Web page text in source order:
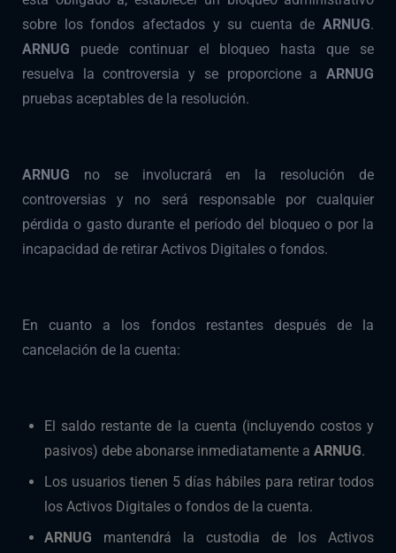
sobre los fondos afectados y su cuenta de ARNUG.
ARNUG puede continuar el bloqueo hasta que se
resuelva la controversia y se proporcione a ARNUG
pruebas aceptables de la resolución.
ARNUG no se involucrará en la resolución de
controversias y no será responsable por cualquier
pérdida o gasto durante el período del bloqueo o por la
incapacidad de retirar Activos Digitales o fondos.
En cuanto a los fondos restantes después de la
cancelación de la cuenta:
El saldo restante de la cuenta (incluyendo costos y
pasivos) debe abonarse inmediatamente a ARNUG.
Los usuarios tienen 5 días hábiles para retirar todos
los Activos Digitales o fondos de la cuenta.
ARNUG mantendrá la custodia de los Activos